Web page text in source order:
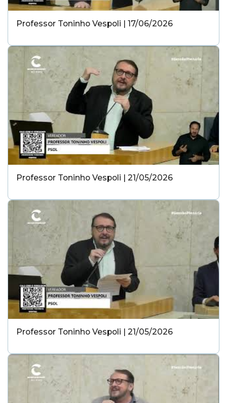
Professor Toninho Vespoli | 17/06/2026
Professor Toninho Vespoli | 21/05/2026
Professor Toninho Vespoli | 21/05/2026